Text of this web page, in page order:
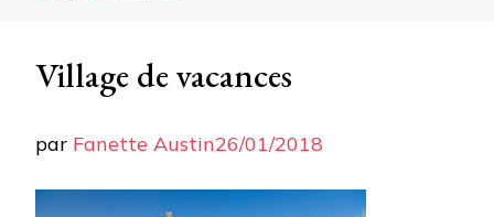
Village de vacances
par Fanette Austin26/01/2018